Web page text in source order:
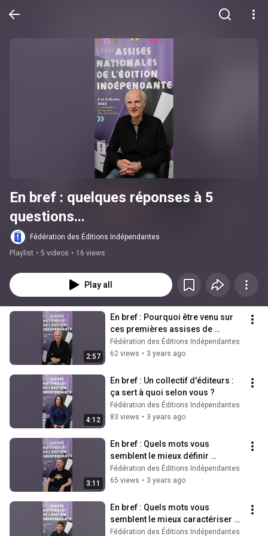
En bref : quelques réponses à 5
questions...
Fédération des Éditions Indépendantes
Playlist • 5 videos • 16 views
Play all
2:57
En bref : Pourquoi être venu sur
ces premières assises de
l'édition indépendante ?
Fédération des Éditions Indépendantes
62 views • 3 years ago
4:12
En bref : Un collectif d'éditeurs :
ça sert à quoi selon vous ?
Fédération des Éditions Indépendantes
83 views • 3 years ago
3:11
En bref : Quels mots vous
semblent le mieux définir
l'indépendance ? Et pourquoi ?
Fédération des Éditions Indépendantes
65 views • 3 years ago
En bref : Quels mots vous
semblent le mieux caractériser
l'activité d'éditeur ? Et pourquoi ?
Fédération des Éditions Indépendantes